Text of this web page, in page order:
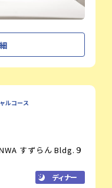
ウィーク
恵みと確かな技術を重
なこの機会に、ぜひフ
を大切にしながら、日
すずらん Bldg.９
ディナー
ルコース